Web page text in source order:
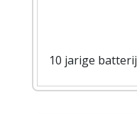
10 jarige batterij